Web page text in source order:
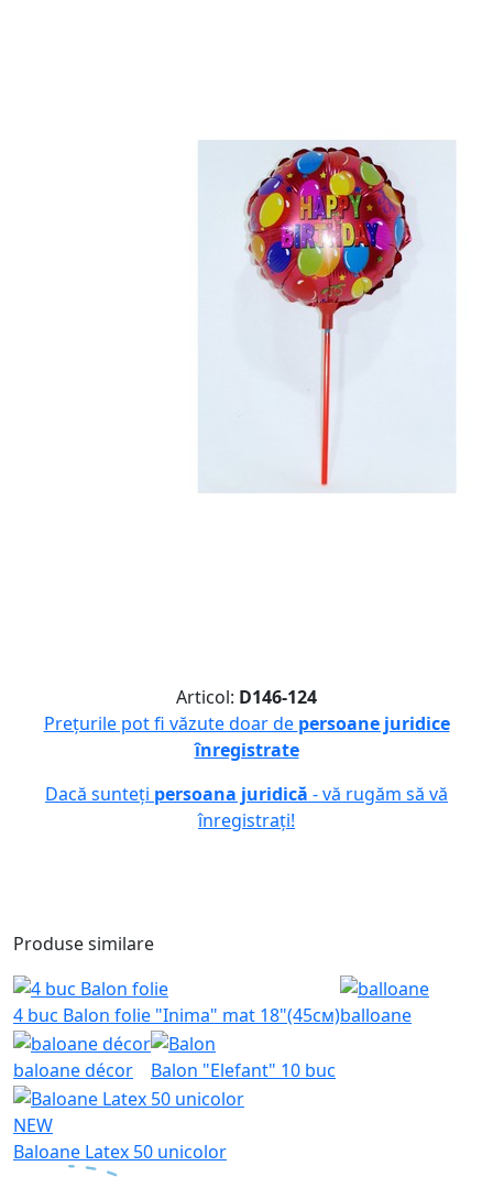
Articol: D146-124
Prețurile pot fi văzute doar de persoane juridice
înregistrate
Dacă sunteți persoana juridică - vă rugăm să vă
înregistrați!
Produse similare
4 buc Balon folie "Inima" mat 18"(45см)balloane
baloane décor Balon "Elefant" 10 buc
NEW
Baloane Latex 50 unicolor